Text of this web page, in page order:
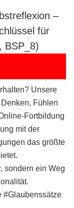
–
für
BSP_8)
Unsere
Fühlen
Fortbildung
mit der
das größte
sondern ein Weg
#Glaubenssätze